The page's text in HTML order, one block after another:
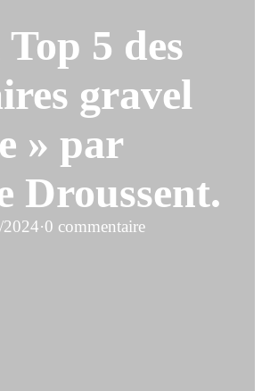
5 des
gravel
» par
Droussent.
2024·0 commentaire